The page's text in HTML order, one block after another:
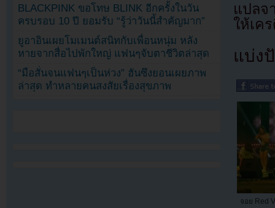
แปลจ
ให้เค
แบ่ง
จอย Red
BLACKPINK ขอโทษ BLINK อีกครั้งในวัน
ครบรอบ 10 ปี ยอมรับ “รู้ว่าวันนี้สำคัญมาก”
ยูอาอินเผยโมเมนต์สนิทกับเพื่อนหนุ่ม หลัง
หายจากสื่อไปพักใหญ่ แฟนๆจับตาชีวิตล่าสุด
“มือสั่นจนแฟนๆเป็นห่วง” ฮันซึงยอนเผยภาพ
ล่าสุด ทำหลายคนสงสัยเรื่องสุขภาพ